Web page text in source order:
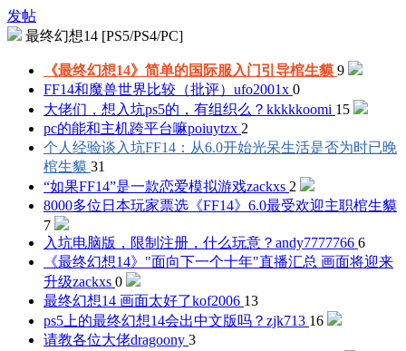
发帖
最终幻想14 [PS5/PS4/PC]
《最终幻想14》简单的国际服入门引导棺生貘 9
FF14和魔兽世界比较（批评） ufo2001x 0
大佬们，想入坑ps5的，有组织么？ kkkkkoomi 15
pc的能和主机跨平台嘛poiuytzx 2
个人经验谈入坑FF14：从6.0开始光呆生活是否为时已晚
棺生貘 31
“如果FF14”是一款恋爱模拟游戏zackxs 2
8000多位日本玩家票选《FF14》6.0最受欢迎主职棺生貘
7
入坑电脑版，限制注册，什么玩意？ andy7777766 6
《最终幻想14》"面向下一个十年"直播汇总 画面将迎来
升级zackxs 0
最终幻想14 画面太好了kof2006 13
ps5上的最终幻想14会出中文版吗？ zjk713 16
请教各位大佬dragoony 3